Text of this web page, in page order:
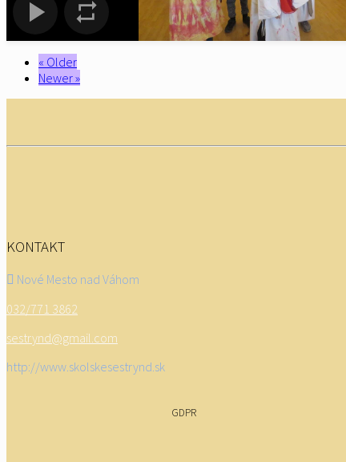
« Older
Newer »
KONTAKT
Nové Mesto nad Váhom
032/771 3862
sestrynd@gmail.com
http://www.skolskesestrynd.sk
GDPR